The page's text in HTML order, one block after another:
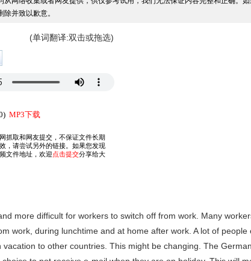
并致以歉意。
(单词翻译:双击或拖选)
more difficult for workers to switch off from work. Many
work, during lunchtime and at home after work. A lot of people
vacation to other countries. This might be changing. The